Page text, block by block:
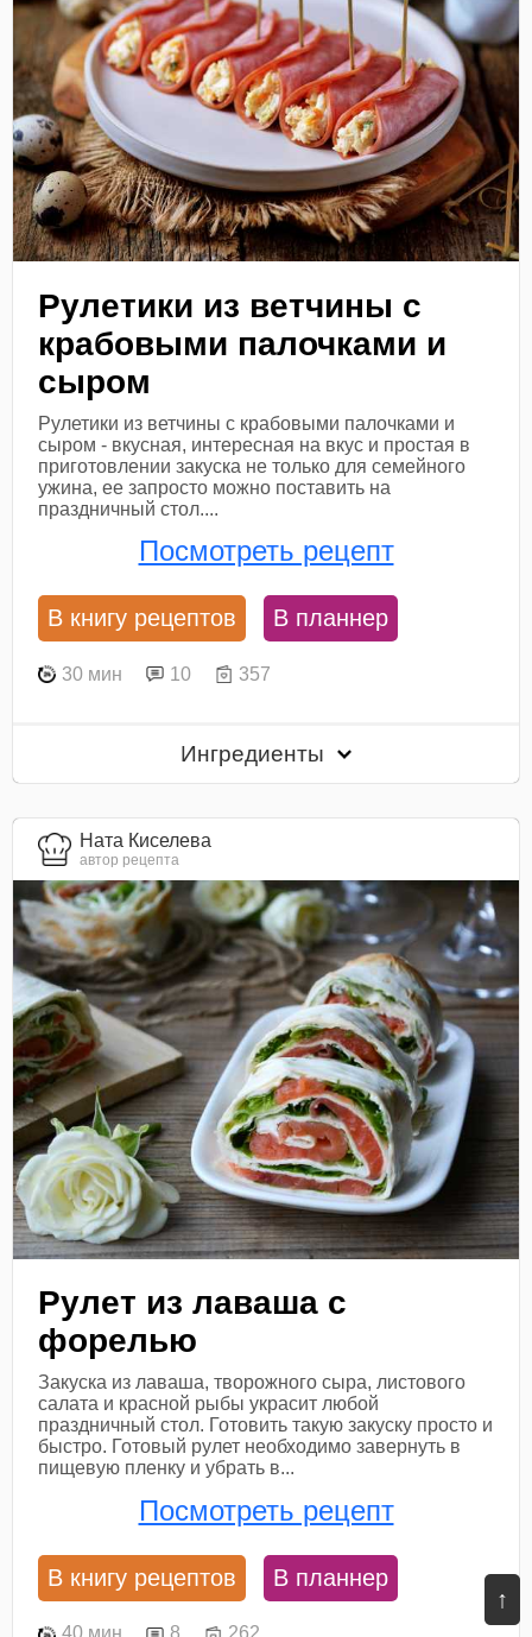
↑
Рулетики из ветчины с
крабовыми палочками и
сыром
Рулетики из ветчины с крабовыми палочками и
сыром - вкусная, интересная на вкус и простая в
приготовлении закуска не только для семейного
ужина, ее запросто можно поставить на
праздничный стол....
Посмотреть рецепт
В книгу рецептов В планнер
30 мин 10 357
Ингредиенты
Ната Киселева
автор рецепта
Рулет из лаваша с
форелью
Закуска из лаваша, творожного сыра, листового
салата и красной рыбы украсит любой
праздничный стол. Готовить такую закуску просто и
быстро. Готовый рулет необходимо завернуть в
пищевую пленку и убрать в...
Посмотреть рецепт
В книгу рецептов В планнер